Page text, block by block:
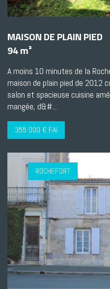
MAISON DE PLAIN PIED
94 m²
A moins 10 minutes de la
maison de plain pied de 2012
salon et spacieuse cuisine
mangée, d&#...
355 000 € FAI
ROCHEFORT